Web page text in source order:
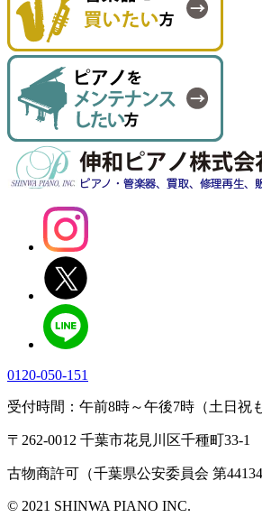
0120-050-151
受付時間：午前8時～午後7時（土日祝
〒262-0012 千葉市花見川区千種町33-1
古物商許可（千葉県公安委員会 第
© 2021 SHINWA PIANO INC.